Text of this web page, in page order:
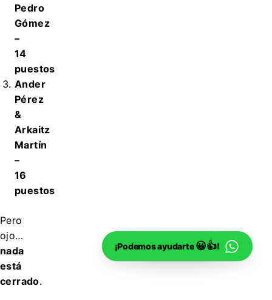
¡Podemos ayudarte😀👍!
Pedro
Gómez
–
14
puestos
Ander
Pérez
&
Arkaitz
Martín
–
16
puestos
Pero
ojo…
nada
está
cerrado.